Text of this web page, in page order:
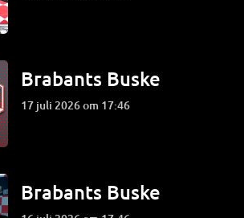
Brabants Buske
17 juli 2026 om 17:46
Brabants Buske